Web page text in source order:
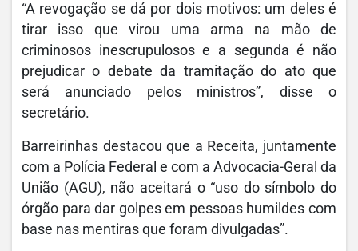
“A revogação se dá por dois motivos: um deles é
tirar isso que virou uma arma na mão de
criminosos inescrupulosos e a segunda é não
prejudicar o debate da tramitação do ato que
será anunciado pelos ministros”, disse o
secretário.
Barreirinhas destacou que a Receita, juntamente
com a Polícia Federal e com a Advocacia-Geral da
União (AGU), não aceitará o “uso do símbolo do
órgão para dar golpes em pessoas humildes com
base nas mentiras que foram divulgadas”.